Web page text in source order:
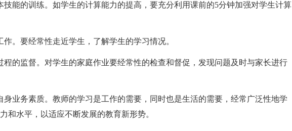
的训练。如学生的计算能力的提高，要充分利用课前的5分钟加强对学生计算
要经常性走近学生，了解学生的学习情况。
监督。对学生的家庭作业要经常性的检查和督促，发现问题及时与家长进行
务素质。教师的学习是工作的需要，同时也是生活的需要，经常广泛性地学
和水平，以适应不断发展的教育新形势。